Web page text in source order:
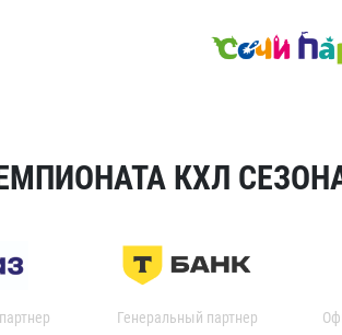
КХЛ
Генеральный партнер